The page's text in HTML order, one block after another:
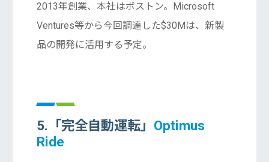
2013年創業、本社はボストン。Microsoft
Ventures等から今回調達した$30Mは、新製
品の開発に活用する予定。
5.「完全自動運転」 Optimus
Ride